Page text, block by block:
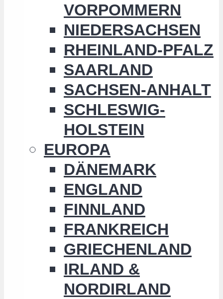
VORPOMMERN
NIEDERSACHSEN
RHEINLAND-PFALZ
SAARLAND
SACHSEN-ANHALT
SCHLESWIG-
HOLSTEIN
EUROPA
DÄNEMARK
ENGLAND
FINNLAND
FRANKREICH
GRIECHENLAND
IRLAND &
NORDIRLAND